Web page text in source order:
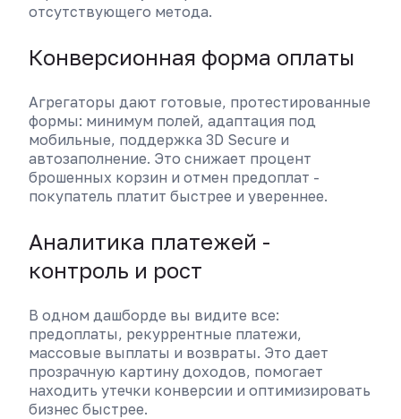
отсутствующего метода.
Конверсионная форма оплаты
Агрегаторы дают готовые, протестированные
формы: минимум полей, адаптация под
мобильные, поддержка 3D Secure и
автозаполнение. Это снижает процент
брошенных корзин и отмен предоплат -
покупатель платит быстрее и увереннее.
Аналитика платежей -
контроль и рост
В одном дашборде вы видите все:
предоплаты, рекуррентные платежи,
массовые выплаты и возвраты. Это дает
прозрачную картину доходов, помогает
находить утечки конверсии и оптимизировать
бизнес быстрее.